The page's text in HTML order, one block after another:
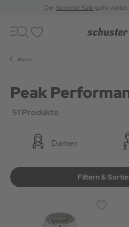
DerSommer Sale geht
Toggle
navigation
Home
Peak
51 Produkte
Damen
Filtern &